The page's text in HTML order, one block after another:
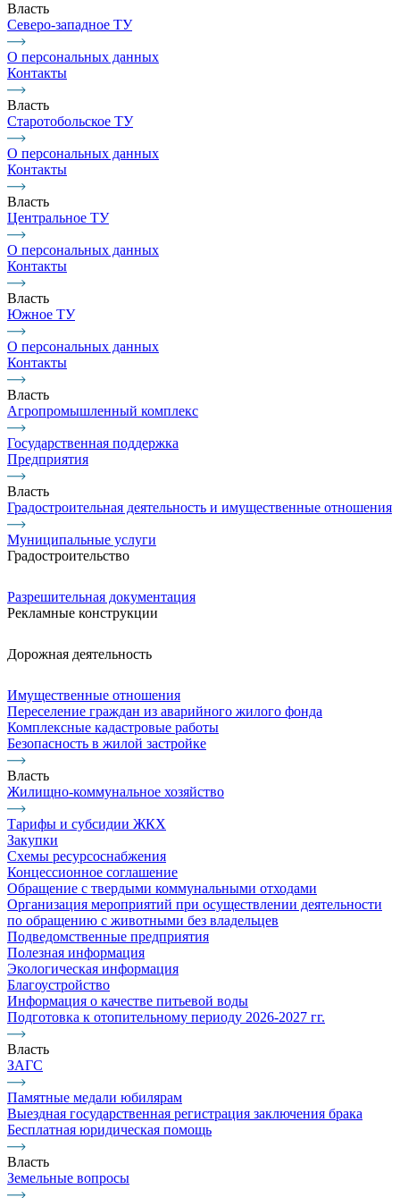
Власть
Северо-западное ТУ
О персональных данных
Контакты
Власть
Старотобольское ТУ
О персональных данных
Контакты
Власть
Центральное ТУ
О персональных данных
Контакты
Власть
Южное ТУ
О персональных данных
Контакты
Власть
Агропромышленный комплекс
Государственная поддержка
Предприятия
Власть
Градостроительная деятельность и имущественные отношения
Муниципальные услуги
Градостроительство
Разрешительная документация
Рекламные конструкции
Дорожная деятельность
Имущественные отношения
Переселение граждан из аварийного жилого фонда
Комплексные кадастровые работы
Безопасность в жилой застройке
Власть
Жилищно-коммунальное хозяйство
Тарифы и субсидии ЖКХ
Закупки
Схемы ресурсоснабжения
Концессионное соглашение
Обращение с твердыми коммунальными отходами
Организация мероприятий при осуществлении деятельности
по обращению с животными без владельцев
Подведомственные предприятия
Полезная информация
Экологическая информация
Благоустройство
Информация о качестве питьевой воды
Подготовка к отопительному периоду 2026-2027 гг.
Власть
ЗАГС
Памятные медали юбилярам
Выездная государственная регистрация заключения брака
Бесплатная юридическая помощь
Власть
Земельные вопросы